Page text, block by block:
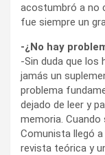
acostumbró a no
fue siempre un
-¿No hay
-Sin duda que los
jamás un
problema
dejado de leer y
memoria.
Comunista llegó
revista teórica y